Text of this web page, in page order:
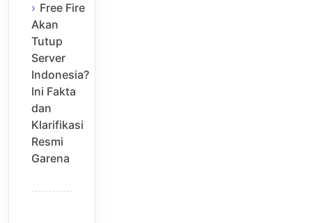
Free Fire
Akan
Tutup
Server
Indonesia?
Ini Fakta
dan
Klarifikasi
Resmi
Garena